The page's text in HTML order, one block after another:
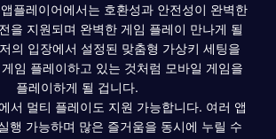
플레이어에서는 호환성과 안전성이 완벽한
을 지원되며 완벽한 게임 플레이 만나게 될
의 입장에서 설정된 맞춤형 가상키 세팅을
임 플레이하고 있는 것처럼 모바일 게임을
플레이하게 될 겁니다.
서 멀티 플레이도 지원 가능합니다. 여러 앱
행 가능하며 많은 즐거움을 동시에 누릴 수